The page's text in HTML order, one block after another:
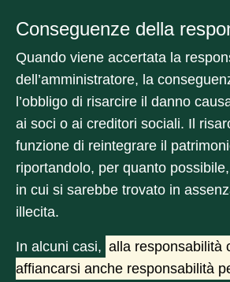
Conseguenze della
Quando viene accertata la
dell’amministratore, la
l’obbligo di risarcire il danno
ai soci o ai creditori sociali. Il
funzione di reintegrare il
riportandolo, per quanto
in cui si sarebbe trovato in
illecita.
In alcuni casi, alla responsabilità
affiancarsi anche responsabilità